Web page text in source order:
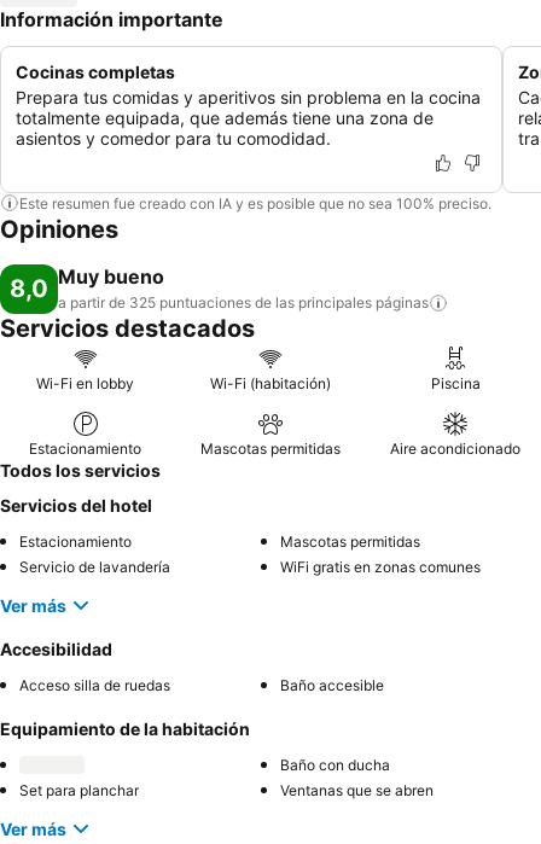
Información importante
Cocinas completas
Prepara tus comidas y aperitivos sin problema en la cocina
totalmente equipada, que además tiene una zona de
asientos y comedor para tu comodidad.
Este resumen fue creado con IA y es posible que no sea 100% preciso.
Opiniones
8,0 Muy bueno
a partir de 325 puntuaciones de las principales páginas
Servicios destacados
Wi-Fi en lobby Wi-Fi (habitación) Piscina
Estacionamiento Mascotas permitidas Aire acondicionado
Todos los servicios
Servicios del hotel
Estacionamiento
Mascotas permitidas
Servicio de lavandería
WiFi gratis en zonas comunes
Ver más
Accesibilidad
Acceso silla de ruedas Baño accesible
Equipamiento de la habitación
Baño con ducha
Set para planchar
Ventanas que se abren
Ver más